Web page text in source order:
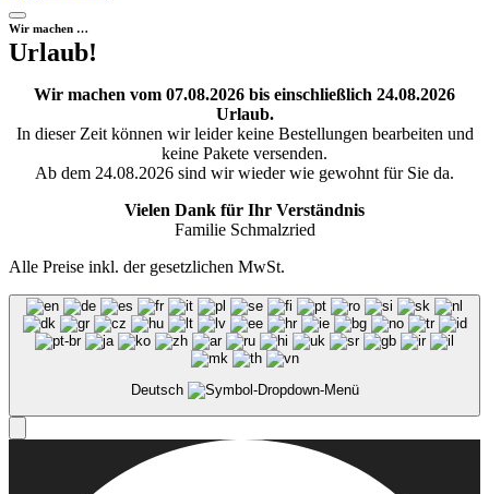
Wir machen …
Urlaub!
Wir machen vom 07.08.2026 bis einschließlich 24.08.2026
Urlaub.
In dieser Zeit können wir leider keine Bestellungen bearbeiten und
keine Pakete versenden.
Ab dem 24.08.2026 sind wir wieder wie gewohnt für Sie da.
Vielen Dank für Ihr Verständnis
Familie Schmalzried
Alle Preise inkl. der gesetzlichen MwSt.
Deutsch